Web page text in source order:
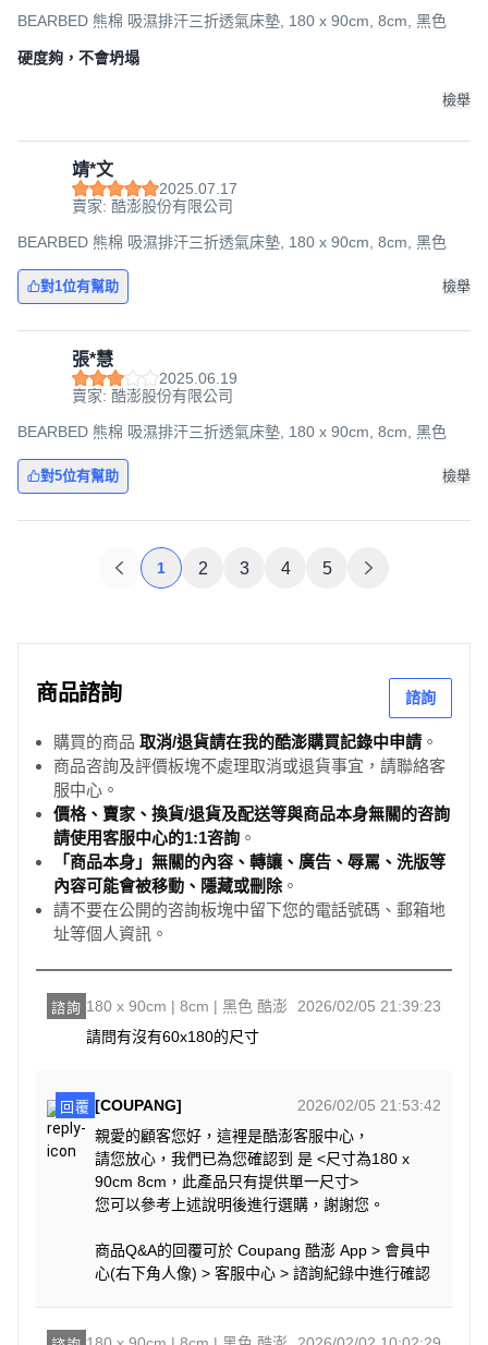
BEARBED 熊棉 吸濕排汗三折透氣床墊, 180 x 90cm, 8cm, 黑色
硬度夠，不會坍塌
檢舉
靖*文
2025.07.17
賣家: 酷澎股份有限公司
BEARBED 熊棉 吸濕排汗三折透氣床墊, 180 x 90cm, 8cm, 黑色
對1位有幫助 檢舉
張*慧
2025.06.19
賣家: 酷澎股份有限公司
BEARBED 熊棉 吸濕排汗三折透氣床墊, 180 x 90cm, 8cm, 黑色
對5位有幫助 檢舉
1 2 3 4 5
商品諮詢 諮詢
購買的商品 取消/退貨請在我的酷澎購買記錄中申請 。
商品咨詢及評價板塊不處理取消或退貨事宜，請聯絡客
服中心。
價格、賣家、換貨/退貨及配送等與商品本身無關的咨詢
請使用客服中心的1:1咨詢 。
「商品本身」無關的內容、轉讓、廣告、辱罵、洗版等
內容可能會被移動、隱藏或刪除。
請不要在公開的咨詢板塊中留下您的電話號碼、郵箱地
址等個人資訊。
諮詢 180 x 90cm | 8cm | 黑色 酷澎
2026/02/05 21:39:23
請問有沒有60x180的尺寸
回覆 [COUPANG]
2026/02/05 21:53:42
親愛的顧客您好，這裡是酷澎客服中心，
請您放心，我們已為您確認到 是 <尺寸為180 x
90cm 8cm，此產品只有提供單一尺寸>
您可以參考上述說明後進行選購，謝謝您。
商品Q&A的回覆可於 Coupang 酷澎 App > 會員中
心(右下角人像) > 客服中心 > 諮詢紀錄中進行確認